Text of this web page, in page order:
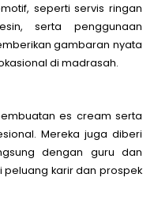
seperti servis ringan
serta penggunaan
gambaran nyata
di madrasah.
es cream serta
Mereka juga diberi
dengan guru dan
peluang karir dan prospek